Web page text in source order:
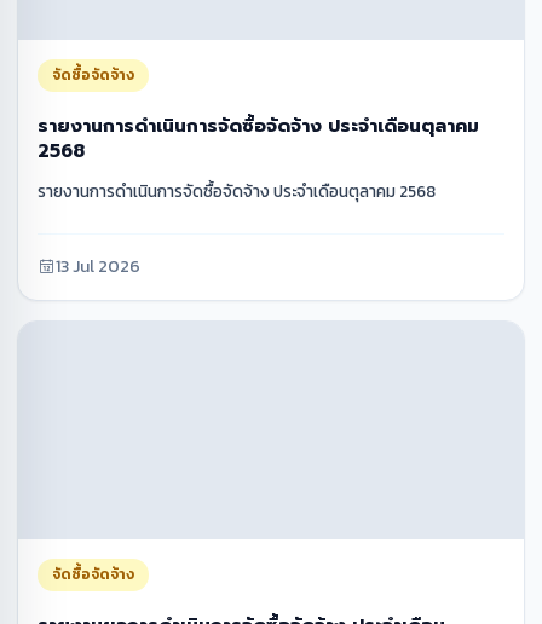
จัดซื้อจัดจ้าง
รายงานการดำเนินการจัดซื้อจัดจ้าง ประจำเดือนตุลาคม
2568
รายงานการดำเนินการจัดซื้อจัดจ้าง ประจำเดือนตุลาคม 2568
13 Jul 2026
จัดซื้อจัดจ้าง